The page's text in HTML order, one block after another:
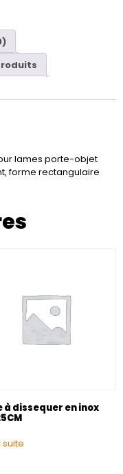
lames porte-objet
forme rectangulaire
à dissequer en inox
suite